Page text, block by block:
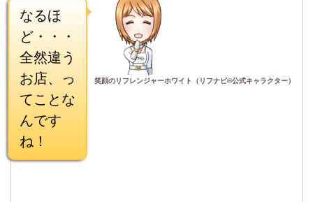
なるほ
ど・・・
全然違う
お店、っ
てことな
んです
ね！
笑顔のリフレンジャーホワイト（リフナビ®公式キャラクター）